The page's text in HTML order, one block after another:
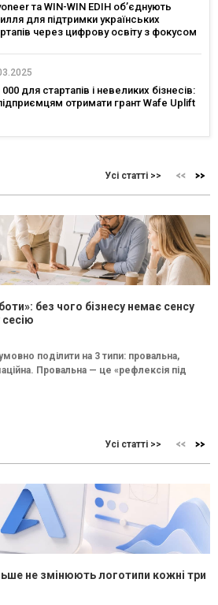
та WIN-WIN EDIH об’єднують
для підтримки українських
через цифрову освіту з фокусом
000 для стартапів і невеликих бізнесів:
отримати грант Wafe Uplift
Усі статті >>
без чого бізнесу немає сенсу
поділити на 3 типи: провальна,
Провальна — це «рефлексія під
Усі статті >>
не змінюють логотипи кожні три